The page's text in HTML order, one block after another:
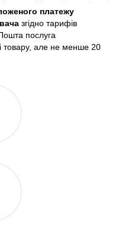
платежу
згідно тарифів
послуга
товару, але не менше 20